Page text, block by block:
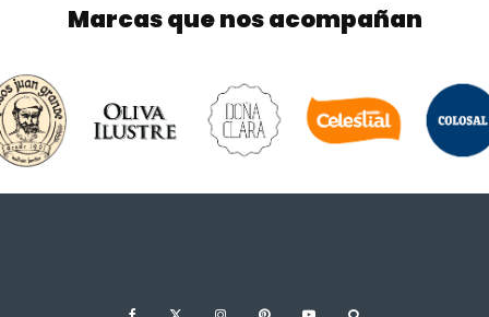
Marcas que nos acompañan